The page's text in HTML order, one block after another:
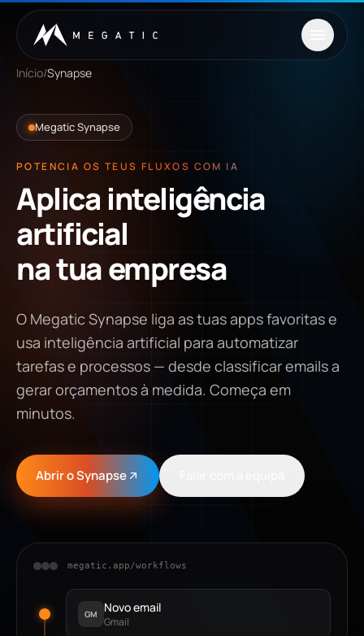
Saltar para o conteúdo
Início/Synapse
Megatic Synapse
POTENCIA OS TEUS FLUXOS COM IA
Aplica inteligência
artificial
natuaempresa
O Megatic Synapse liga as tuas apps favoritas e
usa inteligência artificial para automatizar
tarefas e processos — desde classificar emails a
gerar orçamentos à medida. Começa em
minutos.
Abrir o Synapse
megatic.app/workflows
GM Novo email
Gmail